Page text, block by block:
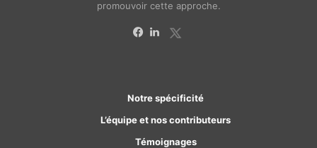
promouvoir cette approche.
Notre spécificité
L’équipe et nos contributeurs
Témoignages